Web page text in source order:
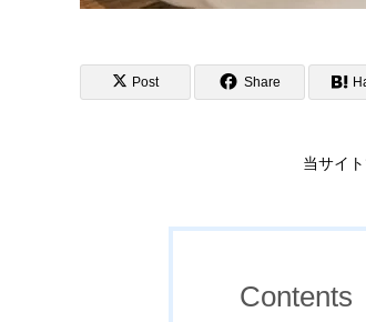
Post Share
当サイ
Contents